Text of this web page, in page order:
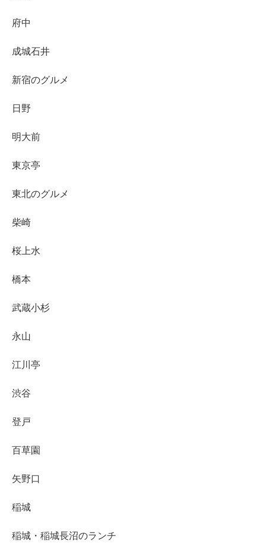
府中
成城石井
新宿のグルメ
日野
明大前
東京亭
東北のグルメ
柴崎
桜上水
橋本
武蔵小杉
永山
江川亭
渋谷
登戸
百草園
矢野口
稲城
稲城・稲城長沼のランチ